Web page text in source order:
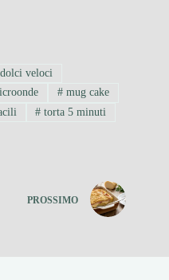
dolci veloci
# mug cake
# torta 5 minuti
PROSSIMO